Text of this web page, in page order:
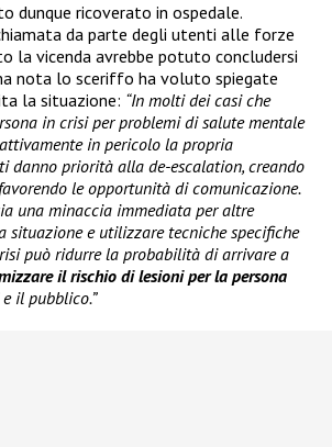
dunque ricoverato in ospedale.
da parte degli utenti alle forze
la vicenda avrebbe potuto concludersi
nota lo sceriffo ha voluto spiegate
la situazione: “In molti dei casi che
in crisi per problemi di salute mentale
in pericolo la propria
danno priorità alla de-escalation, creando
le opportunità di comunicazione.
una minaccia immediata per altre
situazione e utilizzare tecniche specifiche
può ridurre la probabilità di arrivare a
il rischio di lesioni per la persona
il pubblico.”